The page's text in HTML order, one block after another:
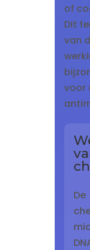
of
Dit
van
voor
De